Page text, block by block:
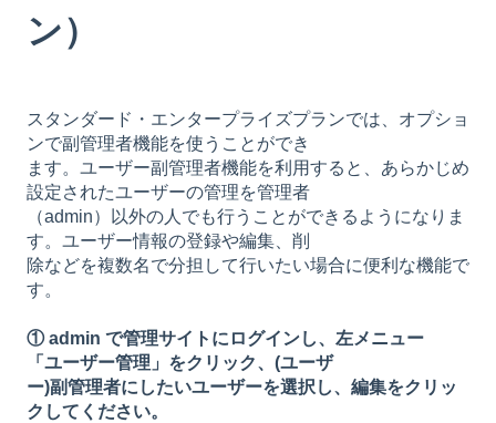
ン）
スタンダード・エンタープライズプランでは、オプショ
ンで副管理者機能を使うことができ
ます。ユーザー副管理者機能を利用すると、あらかじめ
設定されたユーザーの管理を管理者
（admin）以外の人でも行うことができるようになりま
す。ユーザー情報の登録や編集、削
除などを複数名で分担して行いたい場合に便利な機能で
す。
① admin で管理サイトにログインし、左メニュー
「ユーザー管理」をクリック、(ユーザ
ー)副管理者にしたいユーザーを選択し、編集をクリッ
クしてください。